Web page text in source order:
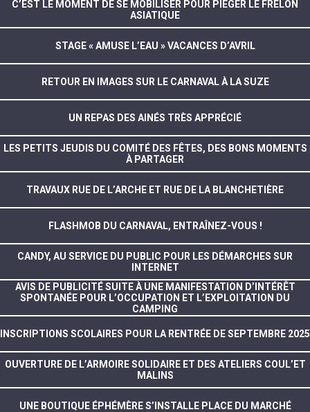
C’EST LE MOMENT DE SE MOBILISER POUR PIÉGER LE FRELON
ASIATIQUE
STAGE « AMUSE L’EAU » VACANCES D’AVRIL
RETOUR EN IMAGES SUR LE CARNAVAL À LA SUZE
UN REPAS DES AINÉS TRÈS APPRÉCIÉ
LES PETITS JEUDIS DU COMITÉ DES FÊTES, DES BONS MOMENTS
À PARTAGER
TRAVAUX RUE DE L’ARCHE ET RUE DE LA BLANCHETIÈRE
FLASHMOB DU CARNAVAL, ENTRAÎNEZ-VOUS !
CANDY, AU SERVICE DU PUBLIC POUR LES DÉMARCHES SUR
INTERNET
AVIS DE PUBLICITÉ SUITE À UNE MANIFESTATION D’INTÉRÊT
SPONTANÉE POUR L’OCCUPATION ET L’EXPLOITATION DU
CAMPING
INSCRIPTIONS SCOLAIRES POUR LA RENTRÉE DE SEPTEMBRE 2025
OUVERTURE DE L’ARMOIRE SOLIDAIRE ET DES ATELIERS COUL’ET
MALINS
UNE BOUTIQUE ÉPHÉMÈRE S’INSTALLE PLACE DU MARCHÉ